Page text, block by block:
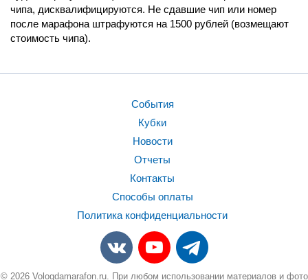
чипа, дисквалифицируются. Не сдавшие чип или номер
после марафона штрафуются на 1500 рублей (возмещают
стоимость чипа).
События
Кубки
Новости
Отчеты
Контакты
Способы оплаты
Политика конфиденциальности
© 2026 Vologdamarafon.ru. При любом использовании материалов и фото